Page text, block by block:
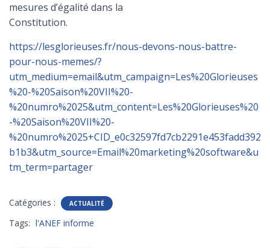
mesures d’égalité dans la
Constitution.
https://lesglorieuses.fr/nous-devons-nous-battre-
pour-nous-memes/?
utm_medium=email&utm_campaign=Les%20Glorieuses
%20-%20Saison%20VII%20-
%20numro%2025&utm_content=Les%20Glorieuses%20
-%20Saison%20VII%20-
%20numro%2025+CID_e0c32597fd7cb2291e453fadd392
b1b3&utm_source=Email%20marketing%20software&u
tm_term=partager
Catégories : ACTUALITÉ
Tags: l'ANEF informe